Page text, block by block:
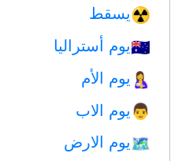
☢️يسقط
🇦🇺يوم أستراليا
🤱 يوم الأم
👨 يوم الاب
🗺️يوم الارض